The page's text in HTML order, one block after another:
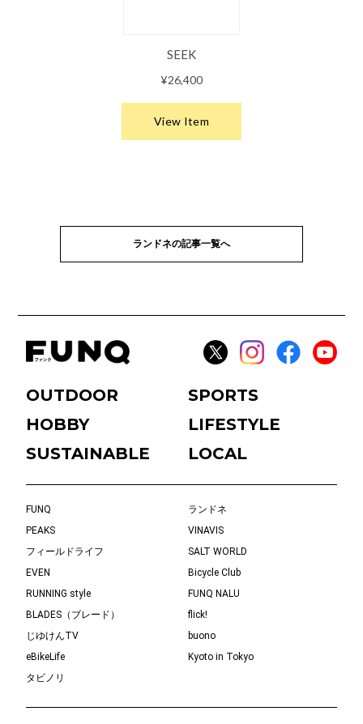
ランドネの記事一覧へ
OUTDOOR
SPORTS
HOBBY
LIFESTYLE
SUSTAINABLE
LOCAL
FUNQ
ランドネ
PEAKS
VINAVIS
フィールドライフ
SALT WORLD
EVEN
Bicycle Club
RUNNING style
FUNQ NALU
BLADES（ブレード）
flick!
じゆけんTV
buono
eBikeLife
Kyoto in Tokyo
タビノリ